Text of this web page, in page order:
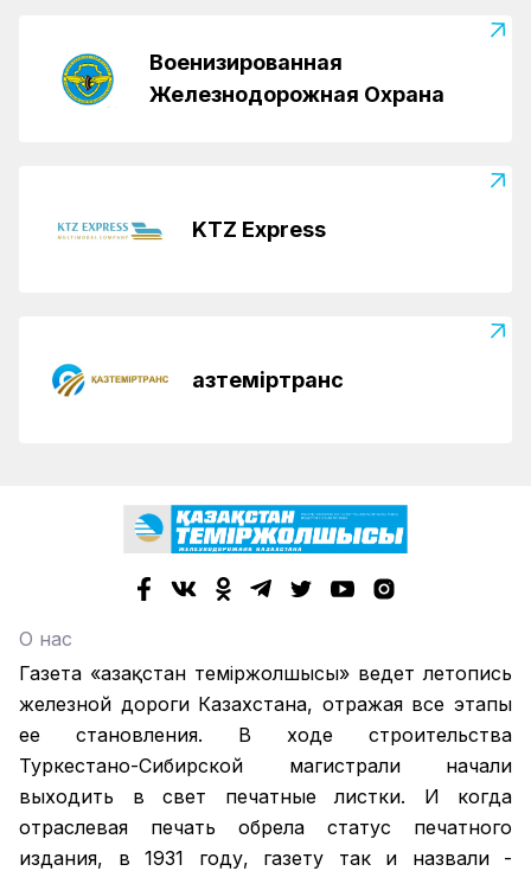
Военизированная
Железнодорожная Охрана
KTZ Express
Қазтеміртранс
О нас
Газета «Қазақстан теміржолшысы» ведет летопись
железной дороги Казахстана, отражая все этапы
ее становления. В ходе строительства
Туркестано-Сибирской магистрали начали
выходить в свет печатные листки. И когда
отраслевая печать обрела статус печатного
издания, в 1931 году, газету так и назвали -